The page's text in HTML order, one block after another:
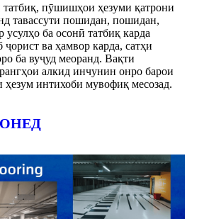
татбиқ, пӯшишҳои ҳезуми қатрони
тавассути пошидан, пошидан,
усулҳо ба осонӣ татбиқ карда
ва ҳамвор карда, сатҳи
ба вуҷуд меоранд. Вақти
алкид инчунин онро барои
интихоби мувофиқ месозад.